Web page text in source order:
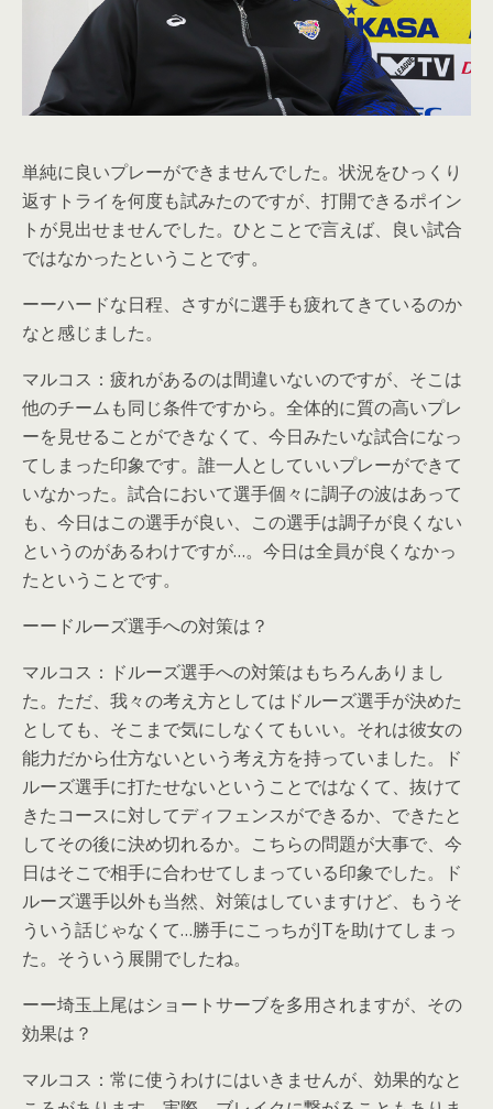
単純に良いプレーができませんでした。状況をひっくり
返すトライを何度も試みたのですが、打開できるポイン
トが見出せませんでした。ひとことで言えば、良い試合
ではなかったということです。
ーーハードな日程、さすがに選手も疲れてきているのか
なと感じました。
マルコス：疲れがあるのは間違いないのですが、そこは
他のチームも同じ条件ですから。全体的に質の高いプレ
ーを見せることができなくて、今日みたいな試合になっ
てしまった印象です。誰一人としていいプレーができて
いなかった。試合において選手個々に調子の波はあって
も、今日はこの選手が良い、この選手は調子が良くない
というのがあるわけですが…。今日は全員が良くなかっ
たということです。
ーードルーズ選手への対策は？
マルコス：ドルーズ選手への対策はもちろんありまし
た。ただ、我々の考え方としてはドルーズ選手が決めた
としても、そこまで気にしなくてもいい。それは彼女の
能力だから仕方ないという考え方を持っていました。ド
ルーズ選手に打たせないということではなくて、抜けて
きたコースに対してディフェンスができるか、できたと
してその後に決め切れるか。こちらの問題が大事で、今
日はそこで相手に合わせてしまっている印象でした。ド
ルーズ選手以外も当然、対策はしていますけど、もうそ
ういう話じゃなくて…勝手にこっちがJTを助けてしまっ
た。そういう展開でしたね。
ーー埼玉上尾はショートサーブを多用されますが、その
効果は？
マルコス：常に使うわけにはいきませんが、効果的なと